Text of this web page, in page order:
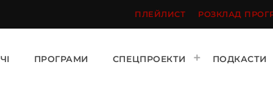
ПЛЕЙЛИСТ РОЗКЛАД
ПРОГРАМИ СПЕЦПРОЕКТИ ПОДКАСТИ